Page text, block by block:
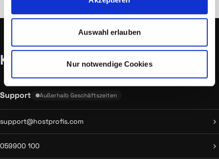
Auswahl erlauben
Nur notwendige Cookies
Kontakt
Support Außerhalb Geschäftszeiten
support@hostprofis.com
059900 100